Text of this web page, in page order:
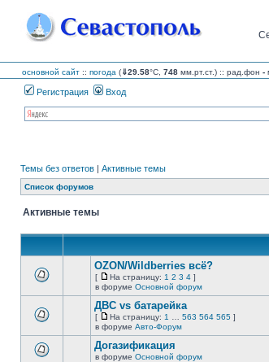
основной сайт :: погода (⇓29.58°C, 748 мм.рт.ст.) :: рад.фон -
Регистрация Вход
Темы без ответов | Активные темы
Список форумов
Активные темы
этой
непрочитанных
сообщений.
OZON/Wildberries всё?
[
На
страницу
На страницу: 1 2 3 4 ]
в форуме Основной форум
этой
ДВС vs батарейка
[
На
страницу
На страницу: 1 563 564 565 ]
в форуме Авто-Форум
Догазификация
в форуме Основной форум